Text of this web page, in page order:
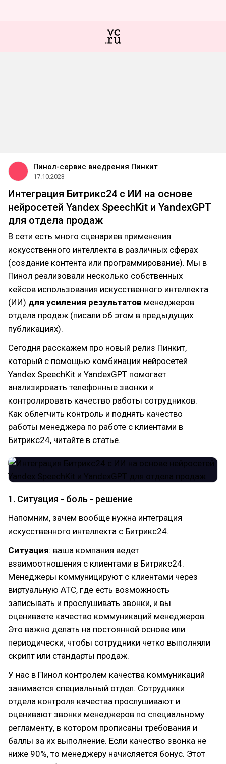
Пинол-сервис внедрения Пинкит
17.10.2023
Интеграция Битрикс24 с ИИ на основе
нейросетей Yandex SpeechKit и YandexGPT
для отдела продаж
В сети есть много сценариев применения
искусственного интеллекта в различных сферах
(создание контента или программирование). Мы в
Пинол реализовали несколько собственных
кейсов использования искусственного интеллекта
(ИИ) для усиления результатов менеджеров
отдела продаж (писали об этом в предыдущих
публикациях).
Сегодня расскажем про новый релиз Пинкит,
который с помощью комбинации нейросетей
Yandex SpeechKit и YandexGPT помогает
анализировать телефонные звонки и
контролировать качество работы сотрудников.
Как облегчить контроль и поднять качество
работы менеджера по работе с клиентами в
Битрикс24, читайте в статье.
1. Ситуация - боль - решение
Напомним, зачем вообще нужна интеграция
искусственного интеллекта с Битрикс24.
Ситуация: ваша компания ведет
взаимоотношения с клиентами в Битрикс24.
Менеджеры коммуницируют с клиентами через
виртуальную АТС, где есть возможность
записывать и прослушивать звонки, и вы
оцениваете качество коммуникаций менеджеров.
Это важно делать на постоянной основе или
периодически, чтобы сотрудники четко выполняли
скрипт или стандарты продаж.
У нас в Пинол контролем качества коммуникаций
занимается специальный отдел. Сотрудники
отдела контроля качества прослушивают и
оценивают звонки менеджеров по специальному
регламенту, в котором прописаны требования и
баллы за их выполнение. Если качество звонка не
ниже 90%, то менеджеру начисляется бонус. Этот